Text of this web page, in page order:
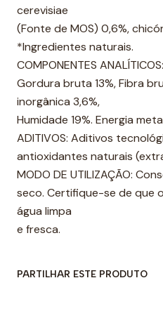
cerevisiae
(Fonte de MOS) 0,6%,
*Ingredientes naturais.
COMPONENTES
Gordura bruta 13%, Fibra
inorgânica 3,6%,
Humidade 19%. Energia
ADITIVOS: Aditivos
antioxidantes naturais
MODO DE UTILIZAÇÃO:
seco. Certifique-se de que
água limpa
e fresca.
PARTILHAR ESTE PRODUTO